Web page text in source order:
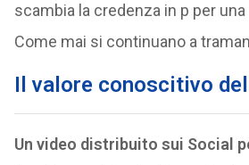
scambia la credenza in p per
Come mai si continuano a
Il valore conoscitivo
Un video distribuito sui Social